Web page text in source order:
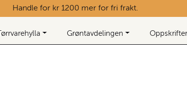
Handle for kr 1200 mer for fri frakt.
Tørrvarehylla Grøntavdelingen Oppskrifter